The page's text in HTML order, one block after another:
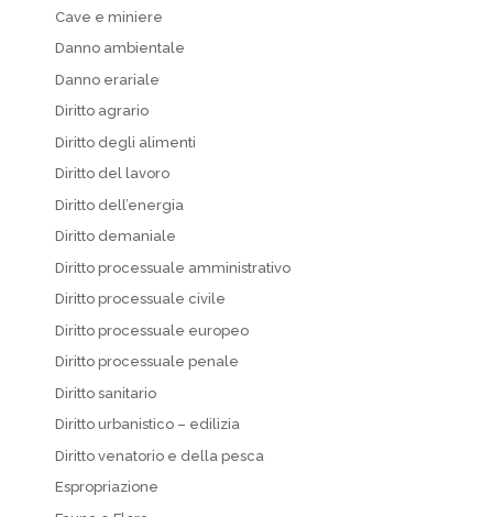
Cave e miniere
Danno ambientale
Danno erariale
Diritto agrario
Diritto degli alimenti
Diritto del lavoro
Diritto dell’energia
Diritto demaniale
Diritto processuale amministrativo
Diritto processuale civile
Diritto processuale europeo
Diritto processuale penale
Diritto sanitario
Diritto urbanistico – edilizia
Diritto venatorio e della pesca
Espropriazione